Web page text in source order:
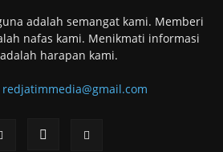
adalah semangat kami. Memberi
nafas kami. Menikmati informasi
harapan kami.
redjatimmedia@gmail.com